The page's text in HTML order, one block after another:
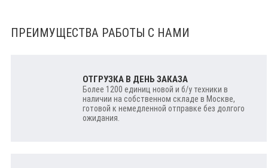
ПРЕИМУЩЕСТВА РАБОТЫ С НАМИ
ОТГРУЗКА В ДЕНЬ ЗАКАЗА
Более 1200 единиц новой и б/у техники в
наличии на собственном складе в Москве,
готовой к немедленной отправке без долгого
ожидания.